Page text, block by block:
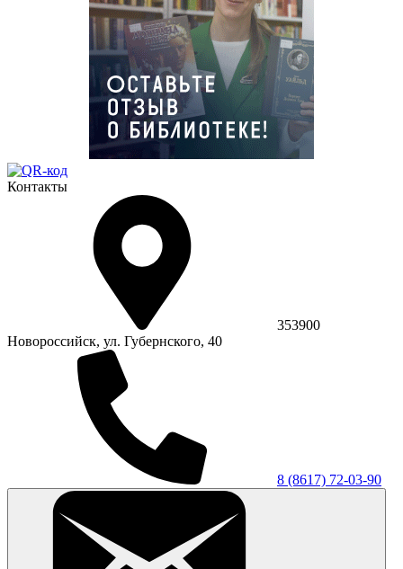
Контакты
353900
Новороссийск, ул. Губернского, 40
8 (8617) 72-03-90